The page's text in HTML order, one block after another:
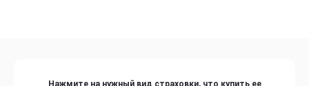
Нажмите на нужный вид страховки, что купить ее